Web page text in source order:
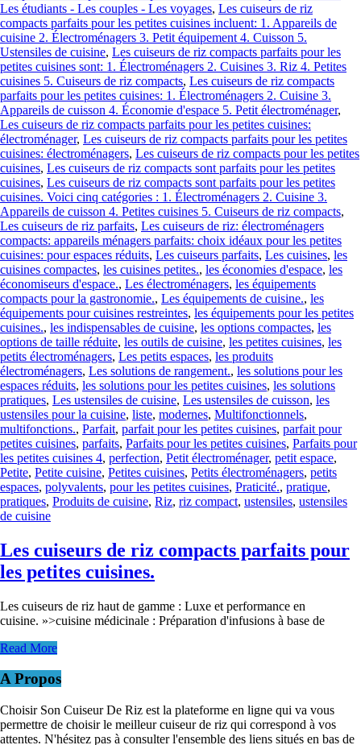
Les étudiants - Les couples - Les voyages, Les cuiseurs de riz
compacts parfaits pour les petites cuisines incluent: 1. Appareils de
cuisine 2. Électroménagers 3. Petit équipement 4. Cuisson 5.
Ustensiles de cuisine, Les cuiseurs de riz compacts parfaits pour les
petites cuisines sont: 1. Électroménagers 2. Cuisines 3. Riz 4. Petites
cuisines 5. Cuiseurs de riz compacts, Les cuiseurs de riz compacts
parfaits pour les petites cuisines: 1. Électroménagers 2. Cuisine 3.
Appareils de cuisson 4. Économie d'espace 5. Petit électroménager,
Les cuiseurs de riz compacts parfaits pour les petites cuisines:
électroménager, Les cuiseurs de riz compacts parfaits pour les petites
cuisines: électroménagers, Les cuiseurs de riz compacts pour les petites
cuisines, Les cuiseurs de riz compacts sont parfaits pour les petites
cuisines, Les cuiseurs de riz compacts sont parfaits pour les petites
cuisines. Voici cinq catégories : 1. Électroménagers 2. Cuisine 3.
Appareils de cuisson 4. Petites cuisines 5. Cuiseurs de riz compacts,
Les cuiseurs de riz parfaits, Les cuiseurs de riz: électroménagers
compacts: appareils ménagers parfaits: choix idéaux pour les petites
cuisines: pour espaces réduits, Les cuiseurs parfaits, Les cuisines, les
cuisines compactes, les cuisines petites., les économies d'espace, les
économiseurs d'espace., Les électroménagers, les équipements
compacts pour la gastronomie., Les équipements de cuisine., les
équipements pour cuisines restreintes, les équipements pour les petites
cuisines., les indispensables de cuisine, les options compactes, les
options de taille réduite, les outils de cuisine, les petites cuisines, les
petits électroménagers, Les petits espaces, les produits
électroménagers, Les solutions de rangement., les solutions pour les
espaces réduits, les solutions pour les petites cuisines, les solutions
pratiques, Les ustensiles de cuisine, Les ustensiles de cuisson, les
ustensiles pour la cuisine, liste, modernes, Multifonctionnels,
multifonctions., Parfait, parfait pour les petites cuisines, parfait pour
petites cuisines, parfaits, Parfaits pour les petites cuisines, Parfaits pour
les petites cuisines 4, perfection, Petit électroménager, petit espace,
Petite, Petite cuisine, Petites cuisines, Petits électroménagers, petits
espaces, polyvalents, pour les petites cuisines, Praticité., pratique,
pratiques, Produits de cuisine, Riz, riz compact, ustensiles, ustensiles
de cuisine
Les cuiseurs de riz compacts parfaits pour
les petites cuisines.
Les cuiseurs de riz haut de gamme : Luxe et performance en
cuisine. »>cuisine médicinale : Préparation d'infusions à base de
Read More
A Propos
Choisir Son Cuiseur De Riz est la plateforme en ligne qui va vous
permettre de choisir le meilleur cuiseur de riz qui correspond à vos
attentes. N'hésitez pas à consulter l'ensemble des liens situés en bas de